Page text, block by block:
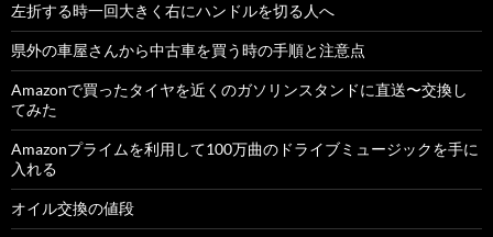
左折する時一回大きく右にハンドルを切る人へ
県外の車屋さんから中古車を買う時の手順と注意点
Amazonで買ったタイヤを近くのガソリンスタンドに直送〜交換し
てみた
Amazonプライムを利用して100万曲のドライブミュージックを手に
入れる
オイル交換の値段